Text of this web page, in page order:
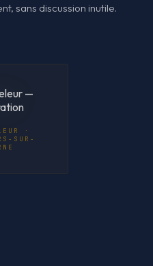
sans discussion inutile.
·
SUR-